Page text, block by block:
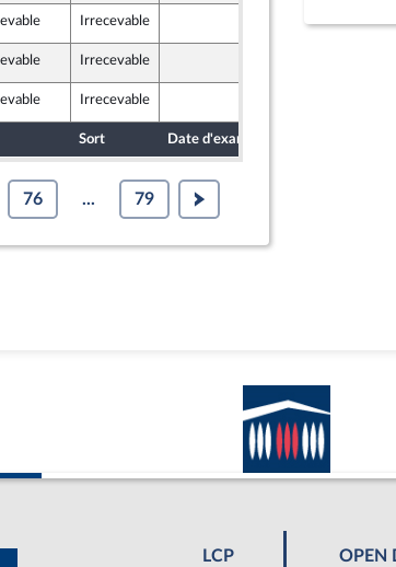
Irrecevable
Irrecevable
Irrecevable
Sort Date d'examen
76 ... 79
LCP
OPEN